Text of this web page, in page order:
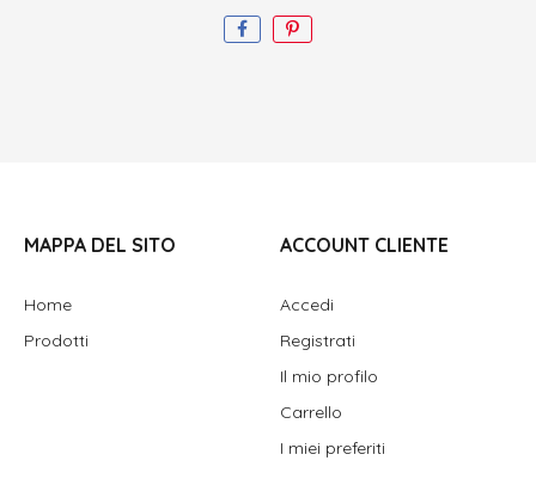
MAPPA DEL SITO
Home
Prodotti
ACCOUNT CLIENTE
Accedi
Registrati
Il mio profilo
Carrello
I miei preferiti